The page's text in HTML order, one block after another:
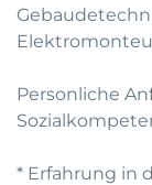
Personliche
* Erfahrung in